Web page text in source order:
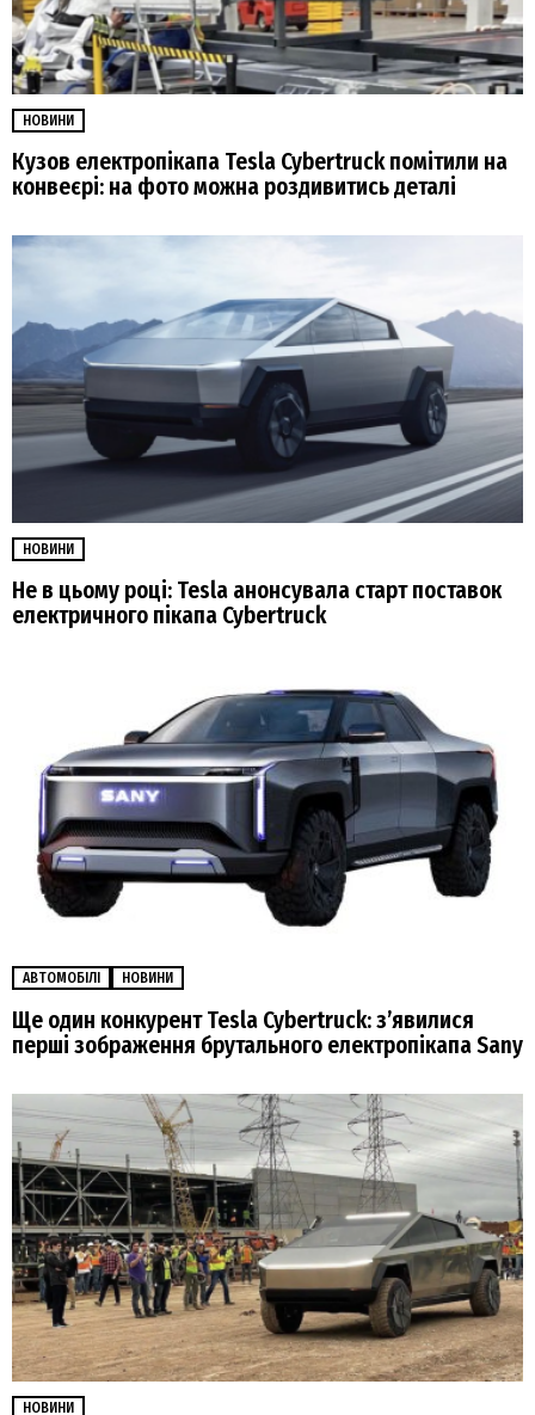
НОВИНИ
Кузов електропікапа Tesla Cybertruck помітили на
конвеєрі: на фото можна роздивитись деталі
НОВИНИ
Не в цьому році: Tesla анонсувала старт поставок
електричного пікапа Cybertruck
АВТОМОБІЛІ НОВИНИ
Ще один конкурент Tesla Cybertruck: зʼявилися
перші зображення брутального електропікапа Sany
НОВИНИ